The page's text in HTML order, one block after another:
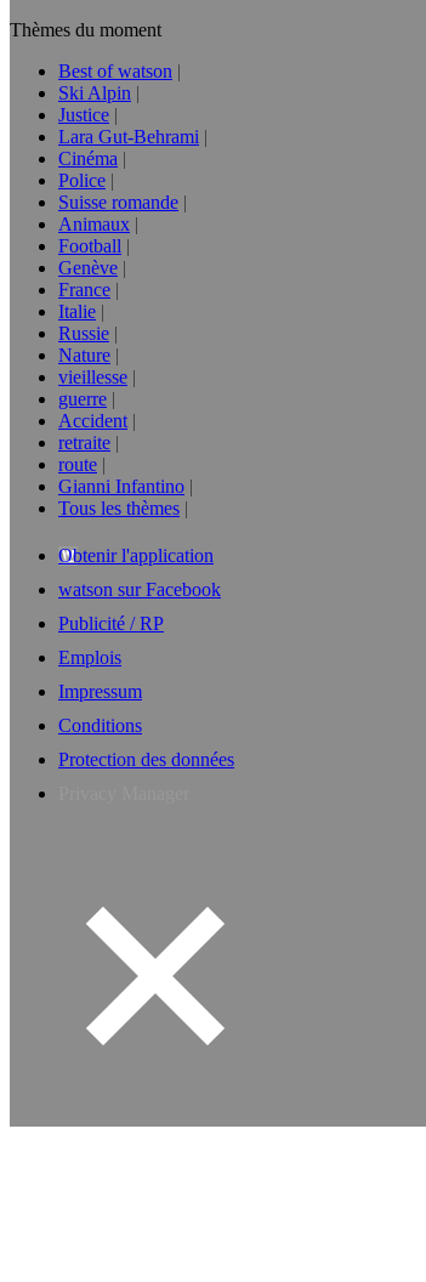
Thèmes du moment
Best of watson
Ski Alpin
Justice
Lara Gut-Behrami
Cinéma
Police
Suisse romande
Animaux
Football
Genève
France
Italie
Russie
Nature
vieillesse
guerre
Accident
retraite
route
Gianni Infantino
Tous les thèmes
Obtenir l'application
watson sur Facebook
Publicité / RP
Emplois
Impressum
Conditions
Protection des données